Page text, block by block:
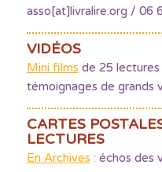
asso[at]livralire.org / 06
VIDÉOS
Mini films de 25
témoignages de grands
CARTES
LECTURES
En Archives : échos des